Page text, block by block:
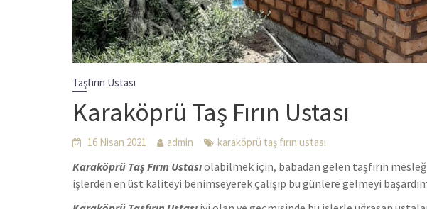
Taşfırın Ustası
Karaköprü Taş Fırın Ustası
16 Nisan 2021 admin karaköprü taş fırın ustası
Karaköprü Taş Fırın Ustasıolabilmek için, babadan gelen taşfırın
işlerden en üst kaliteyi benimseyerek çalışıp bu günlere gelmeyi